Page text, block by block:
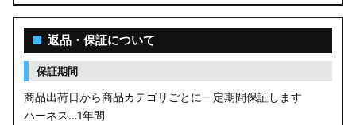
■ 返品・保証について
保証期間
商品出荷日から商品カテゴリごとに一定期間保証します
ハーネス…1年間